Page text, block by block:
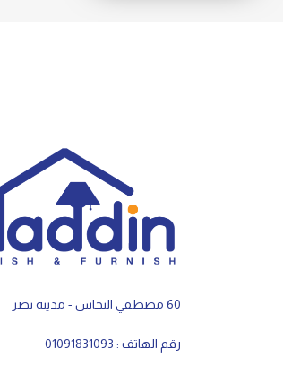
60 مصطفي النحاس - مدينه نصر
رقم الهاتف : 01091831093